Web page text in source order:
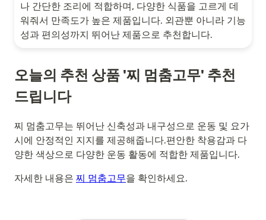
나 간단한 조리에 적합하며, 다양한 식품을 고르게 데
워줘서 만족도가 높은 제품입니다. 외관뿐 아니라 기능
성과 편의성까지 뛰어난 제품으로 추천합니다.
오늘의 추천 상품 '찌 멈춤고무' 추천
드립니다
찌 멈춤고무는 뛰어난 신축성과 내구성으로 운동 및 요가
시에 안정적인 지지를 제공해줍니다.편안한 착용감과 다
양한 색상으로 다양한 운동 활동에 적합한 제품입니다.
자세한 내용은 찌 멈춤고무을 확인하세요.